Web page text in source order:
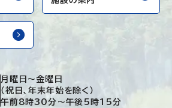
月曜日～金曜日
（祝日、年末年始を除く）
午前8時30分～午後5時15分